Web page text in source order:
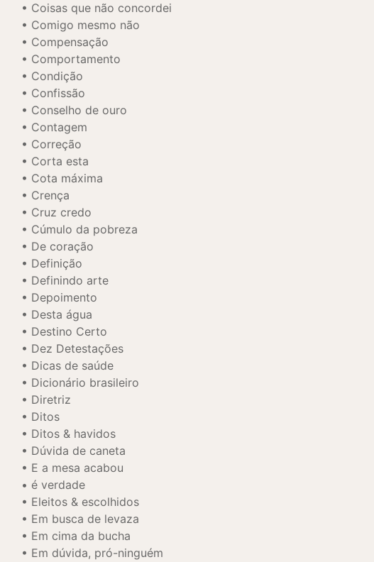
Coisas que não concordei
Comigo mesmo não
Compensação
Comportamento
Condição
Confissão
Conselho de ouro
Contagem
Correção
Corta esta
Cota máxima
Crença
Cruz credo
Cúmulo da pobreza
De coração
Definição
Definindo arte
Depoimento
Desta água
Destino Certo
Dez Detestações
Dicas de saúde
Dicionário brasileiro
Diretriz
Ditos
Ditos & havidos
Dúvida de caneta
E a mesa acabou
é verdade
Eleitos & escolhidos
Em busca de levaza
Em cima da bucha
Em dúvida, pró-ninguém